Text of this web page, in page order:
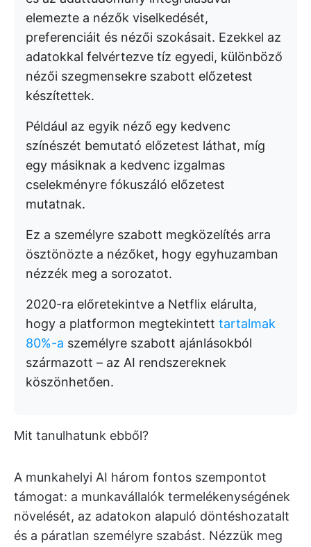
elemezte a nézők viselkedését,
preferenciáit és nézői szokásait. Ezekkel az
adatokkal felvértezve tíz egyedi, különböző
nézői szegmensekre szabott előzetest
készítettek.
Például az egyik néző egy kedvenc
színészét bemutató előzetest láthat, míg
egy másiknak a kedvenc izgalmas
cselekményre fókuszáló előzetest
mutatnak.
Ez a személyre szabott megközelítés arra
ösztönözte a nézőket, hogy egyhuzamban
nézzék meg a sorozatot.
2020-ra előretekintve a Netflix elárulta,
hogy a platformon megtekintett tartalmak
80%-a személyre szabott ajánlásokból
származott – az AI rendszereknek
köszönhetően.
Mit tanulhatunk ebből?
A munkahelyi AI három fontos szempontot
támogat: a munkavállalók termelékenységének
növelését, az adatokon alapuló döntéshozatalt
és a páratlan személyre szabást. Nézzük meg